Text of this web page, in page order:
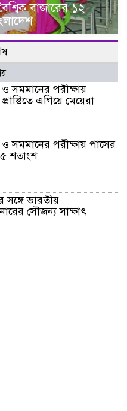
বাজারের ১২
সমমানের পরীক্ষায়
এগিয়ে মেয়েরা
সমমানের পরীক্ষায় পাসের
শতাংশ
সঙ্গে ভারতীয়
সৌজন্য সাক্ষাৎ